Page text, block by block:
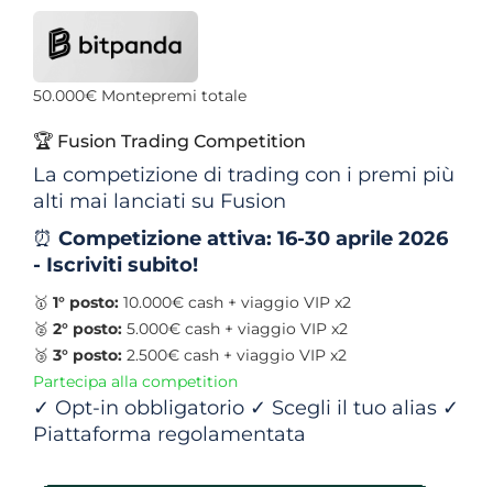
50.000€ Montepremi totale
🏆 Fusion Trading Competition
La competizione di trading con i premi più
alti mai lanciati su Fusion
⏰ Competizione attiva: 16-30 aprile 2026
- Iscriviti subito!
🥇 1° posto: 10.000€ cash + viaggio VIP x2
🥈 2° posto: 5.000€ cash + viaggio VIP x2
🥉 3° posto: 2.500€ cash + viaggio VIP x2
Partecipa alla competition
✓ Opt-in obbligatorio ✓ Scegli il tuo alias ✓
Piattaforma regolamentata